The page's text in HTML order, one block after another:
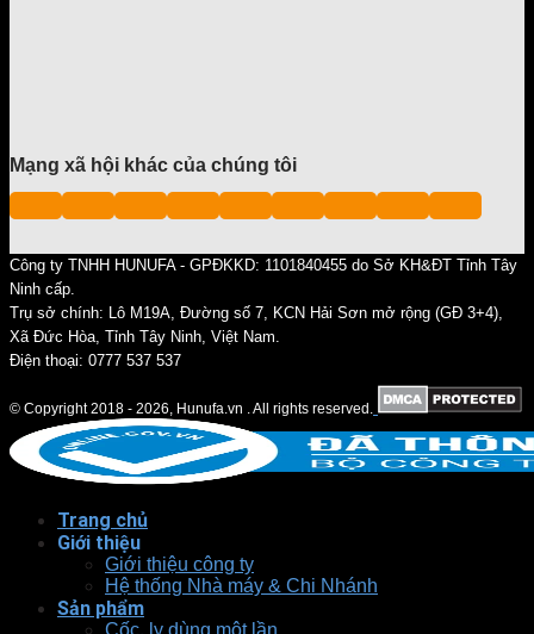
Mạng xã hội khác của chúng tôi
Công ty TNHH HUNUFA - GPĐKKD: 1101840455 do Sở KH&ĐT Tỉnh Tây
Ninh cấp.
Trụ sở chính: Lô M19A, Đường số 7, KCN Hải Sơn mở rộng (GĐ 3+4),
Xã Đức Hòa, Tỉnh Tây Ninh, Việt Nam.
Điện thoại: 0777 537 537
© Copyright 2018 - 2026, Hunufa.vn . All rights reserved.
Trang chủ
Giới thiệu
Giới thiệu công ty
Hệ thống Nhà máy & Chi Nhánh
Sản phẩm